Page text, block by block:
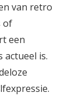
van retro
of
een
actueel is.